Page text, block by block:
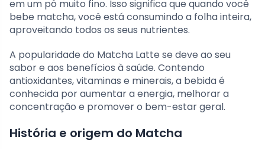
em um pó muito fino. Isso significa que quando você
bebe matcha, você está consumindo a folha inteira,
aproveitando todos os seus nutrientes.
A popularidade do Matcha Latte se deve ao seu
sabor e aos benefícios à saúde. Contendo
antioxidantes, vitaminas e minerais, a bebida é
conhecida por aumentar a energia, melhorar a
concentração e promover o bem-estar geral.
História e origem do Matcha